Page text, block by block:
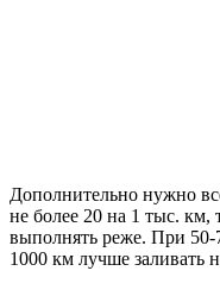
Дополнительно нужно
не более 20 на 1 тыс. км,
выполнять реже. При 50-
1000 км лучше заливать